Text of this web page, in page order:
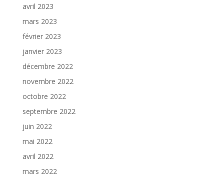
avril 2023
mars 2023
février 2023
janvier 2023
décembre 2022
novembre 2022
octobre 2022
septembre 2022
juin 2022
mai 2022
avril 2022
mars 2022